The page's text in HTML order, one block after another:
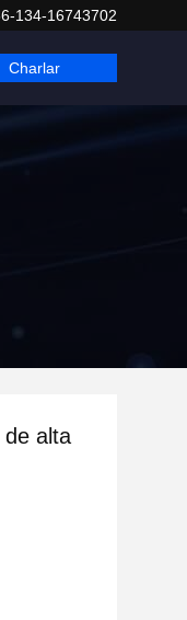
134-16743702
Charlar
de alta